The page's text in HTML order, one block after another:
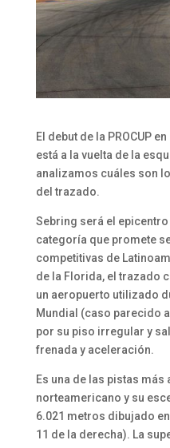
El debut de la PROCUP
está a la vuelta de la
analizamos cuáles son
del trazado.
Sebring será el epicentro
categoría que promete
competitivas de
de la Florida, el trazado
un aeropuerto utilizado
Mundial (caso parecido
por su piso irregular y
frenada y aceleración.
Es una de las pistas
norteamericano y su
6.021 metros dibujado
11 de la derecha). La